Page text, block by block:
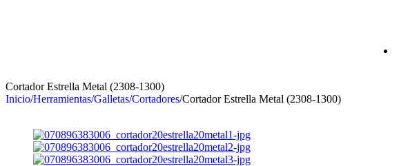
Cortador Estrella Metal (2308-1300)
Inicio/Herramientas/Galletas/Cortadores/Cortador Estrella Metal (2308-1300)